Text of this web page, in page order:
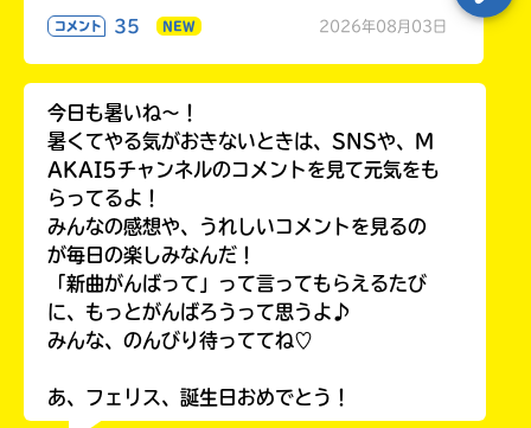
コメント 35 NEW 2026年08月03日
今日も暑いね〜！
暑くてやる気がおきないときは、SNSや、M
AKAI5チャンネルのコメントを見て元気をも
らってるよ！
みんなの感想や、うれしいコメントを見るの
が毎日の楽しみなんだ！
「新曲がんばって」って言ってもらえるたび
に、もっとがんばろうって思うよ♪
みんな、のんびり待っててね♡
あ、フェリス、誕生日おめでとう！